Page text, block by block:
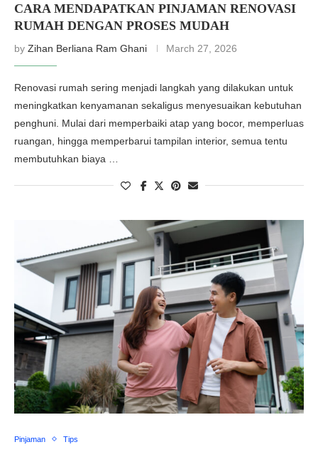
CARA MENDAPATKAN PINJAMAN RENOVASI
RUMAH DENGAN PROSES MUDAH
by Zihan Berliana Ram Ghani March 27, 2026
Renovasi rumah sering menjadi langkah yang dilakukan untuk
meningkatkan kenyamanan sekaligus menyesuaikan kebutuhan
penghuni. Mulai dari memperbaiki atap yang bocor, memperluas
ruangan, hingga memperbarui tampilan interior, semua tentu
membutuhkan biaya …
Pinjaman Tips